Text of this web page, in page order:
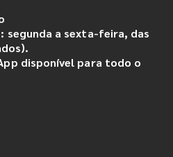
segunda a sexta-feira, das
disponível para todo o